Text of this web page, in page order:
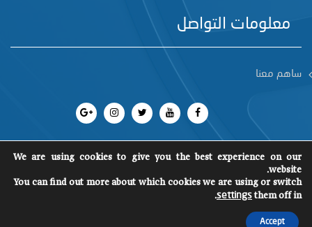
معلومات التواصل
ساهم معنا
جميع الحقوق محفوظة 2018 SCM
©
We are using cookies to give you the best experience on our
website.
You can find out more about which cookies we are using or switch
them off in
settings
.
Accept